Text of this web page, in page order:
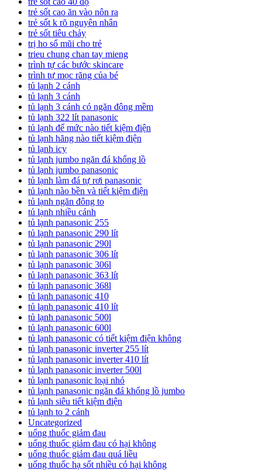
trẻ sốt cao ăn vào nôn ra
trẻ sốt k rõ nguyên nhân
trẻ sốt tiêu chảy
trị ho sổ mũi cho trẻ
trieu chung chan tay mieng
trình tự các bước skincare
trình tự mọc răng của bé
tủ lạnh 2 cánh
tủ lạnh 3 cánh
tủ lạnh 3 cánh có ngăn đông mềm
tủ lạnh 322 lít panasonic
tủ lạnh để mức nào tiết kiệm điện
tủ lạnh hãng nào tiết kiệm điện
tủ lạnh icy
tủ lạnh jumbo ngăn đá khổng lồ
tủ lạnh jumbo panasonic
tủ lạnh làm đá tự rơi panasonic
tủ lạnh nào bền và tiết kiệm điện
tủ lạnh ngăn đông to
tủ lạnh nhiều cánh
tủ lạnh panasonic 255
tủ lạnh panasonic 290 lít
tủ lạnh panasonic 290l
tủ lạnh panasonic 306 lít
tủ lạnh panasonic 306l
tủ lạnh panasonic 363 lít
tủ lạnh panasonic 368l
tủ lạnh panasonic 410
tủ lạnh panasonic 410 lít
tủ lạnh panasonic 500l
tủ lạnh panasonic 600l
tủ lạnh panasonic có tiết kiệm điện không
tủ lạnh panasonic inverter 255 lít
tủ lạnh panasonic inverter 410 lít
tủ lạnh panasonic inverter 500l
tủ lạnh panasonic loại nhỏ
tủ lạnh panasonic ngăn đá khổng lồ jumbo
tủ lạnh siêu tiết kiệm điện
tủ lạnh to 2 cánh
Uncategorized
uống thuốc giảm đau
uống thuốc giảm đau có hại không
uống thuốc giảm đau quá liều
uống thuốc hạ sốt nhiều có hại không